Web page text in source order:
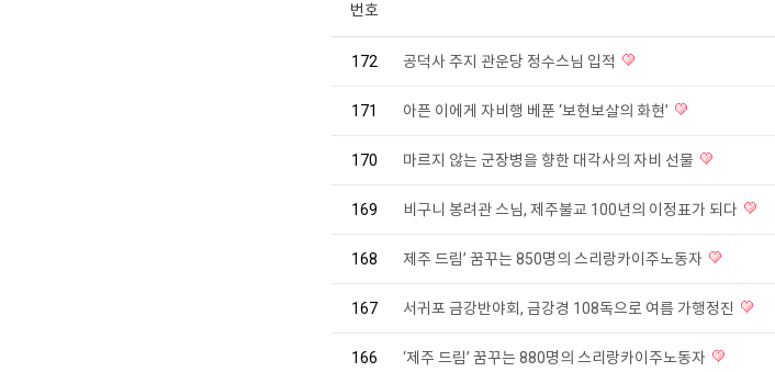
번호
172 공덕사 주지 관운당 정수스님 입적
171 아픈 이에게 자비행 베푼 ‘보현보살의 화현’
170 마르지 않는 군장병을 향한 대각사의 자비 선물
169 비구니 봉려관 스님, 제주불교 100년의 이정표가 되다
168 제주 드림’ 꿈꾸는 850명의 스리랑카이주노동자
167 서귀포 금강반야회, 금강경 108독으로 여름 가행정진
166 ‘제주 드림’ 꿈꾸는 880명의 스리랑카이주노동자